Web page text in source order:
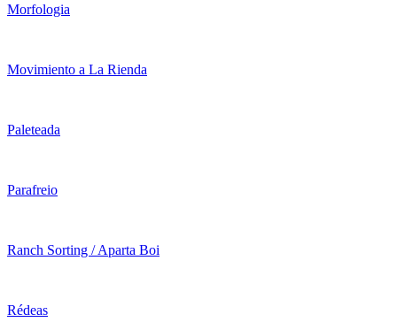
Morfologia
Movimiento a La Rienda
Paleteada
Parafreio
Ranch Sorting / Aparta Boi
Rédeas